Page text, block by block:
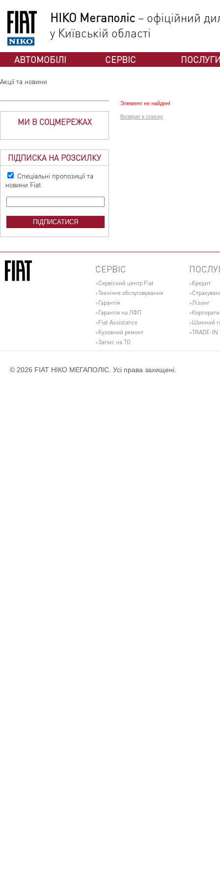
НІКО Мегаполіс – офіційний
у Київській області
АВТОМОБІЛІ СЕРВІС
Акції та новини
МИ В СОЦМЕРЕЖАХ
ПІДПИСКА НА РОЗСИЛКУ
Спеціальні пропозиції та
новини Fiat
Элемент не найден!
Возврат к списку
СЕРВІС
Сервісний центр Fiat
Технічне обслуговування
Гарантія
Гарантія на ЛФП
Fiat Assistance
Кузовний ремонт
Запис на ТО
Кредит
Лізинг
Шинний
TRADE-IN
© 2026 FIAT НІКО МЕГАПОЛІС. Усі права захищені.